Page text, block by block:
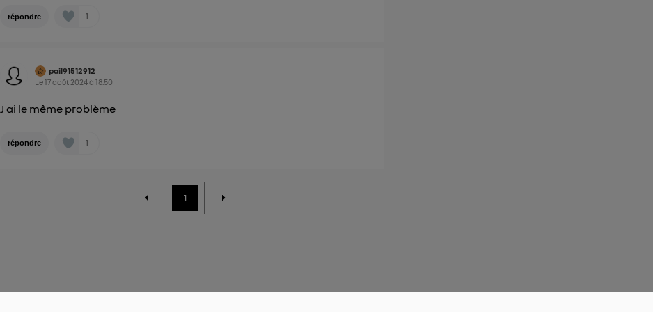
répondre 1
pail91512912
Le17 août 2024à18:50
J ai le même problème
répondre 1
1